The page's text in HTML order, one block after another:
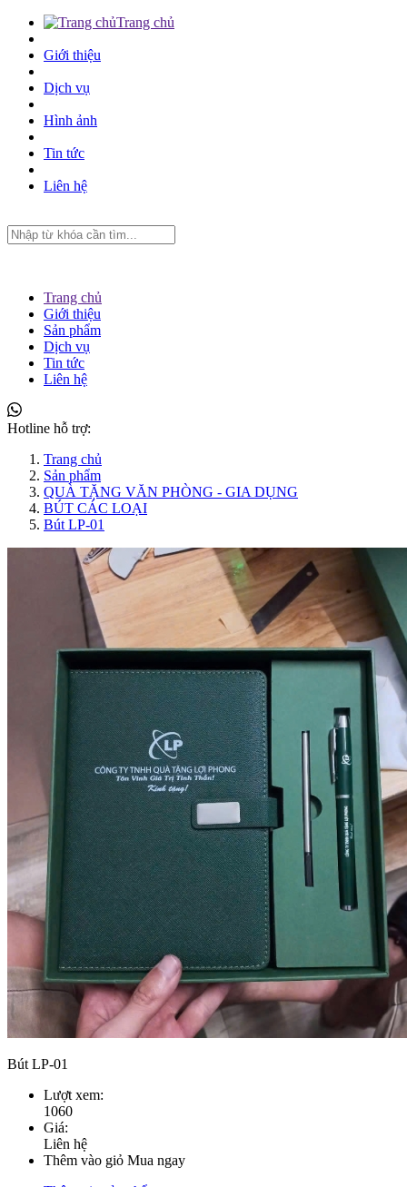
Trang chủ
Giới thiệu
Dịch vụ
Hình ảnh
Tin tức
Liên hệ
Trang chủ
Giới thiệu
Sản phẩm
Dịch vụ
Tin tức
Liên hệ
Hotline hỗ trợ:
Trang chủ
Sản phẩm
QUÀ TẶNG VĂN PHÒNG - GIA DỤNG
BÚT CÁC LOẠI
Bút LP-01
Bút LP-01
Lượt xem:
1060
Giá:
Liên hệ
Thêm vào giỏ Mua ngay